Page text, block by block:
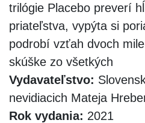
trilógie Placebo preverí
priateľstva, vypýta si
podrobí vzťah dvoch
skúške zo všetkých
Vydavateľstvo:
nevidiacich Mateja
Rok vydania: 2021